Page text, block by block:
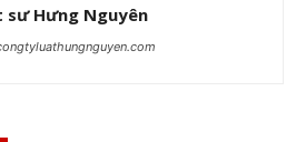
sư Hưng Nguyên